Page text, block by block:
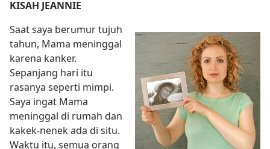
KISAH JEANNIE
Saat saya berumur tujuh
tahun, Mama meninggal
karena kanker.
Sepanjang hari itu
rasanya seperti mimpi.
Saya ingat Mama
meninggal di rumah dan
kakek-nenek ada di situ.
Waktu itu, semua orang